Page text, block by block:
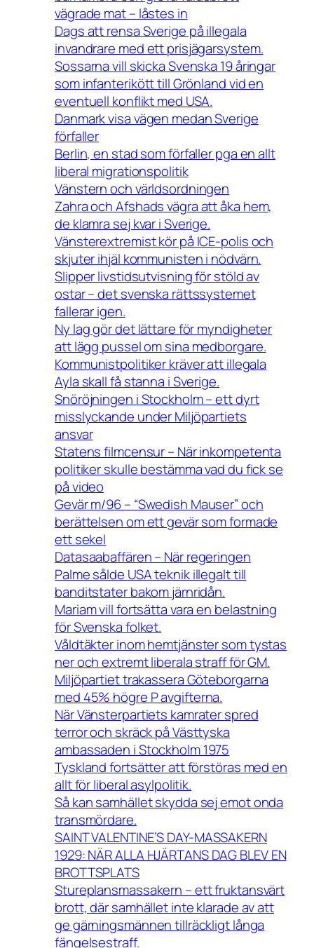
vägrade mat – låstes in
Dags att rensa Sverige på illegala
invandrare med ett prisjägarsystem.
Sossarna vill skicka Svenska 19 åringar
som infanterikött till Grönland vid en
eventuell konflikt med USA.
Danmark visa vägen medan Sverige
förfaller
Berlin, en stad som förfaller pga en allt
liberal migrationspolitik
Vänstern och världsordningen
Zahra och Afshads vägra att åka hem,
de klamra sej kvar i Sverige.
Vänsterextremist kör på ICE-polis och
skjuter ihjäl kommunisten i nödvärn.
Slipper livstidsutvisning för stöld av
ostar – det svenska rättssystemet
fallerar igen.
Ny lag gör det lättare för myndigheter
att lägg pussel om sina medborgare.
Kommunistpolitiker kräver att illegala
Ayla skall få stanna i Sverige.
Snöröjningen i Stockholm – ett dyrt
misslyckande under Miljöpartiets
ansvar
Statens filmcensur – När inkompetenta
politiker skulle bestämma vad du fick se
på video
Gevär m/96 – “Swedish Mauser” och
berättelsen om ett gevär som formade
ett sekel
Datasaabaffären – När regeringen
Palme sålde USA teknik illegalt till
banditstater bakom järnridån.
Mariam vill fortsätta vara en belastning
för Svenska folket.
Våldtäkter inom hemtjänster som tystas
ner och extremt liberala straff för GM.
Miljöpartiet trakassera Göteborgarna
med 45% högre P avgifterna.
När Vänsterpartiets kamrater spred
terror och skräck på Västtyska
ambassaden i Stockholm 1975
Tyskland fortsätter att förstöras med en
allt för liberal asylpolitik.
Så kan samhället skydda sej emot onda
transmördare.
SAINT VALENTINE’S DAY-MASSAKERN
1929: NÄR ALLA HJÄRTANS DAG BLEV EN
BROTTSPLATS
Stureplansmassakern – ett fruktansvärt
brott, där samhället inte klarade av att
ge gärningsmännen tillräckligt långa
fängelsestraff.